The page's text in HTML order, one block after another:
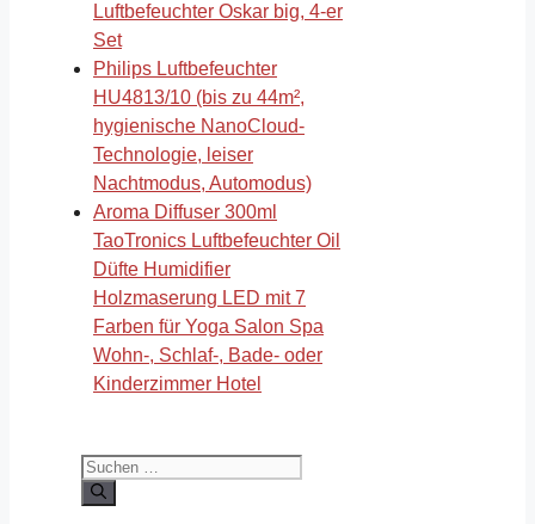
Luftbefeuchter Oskar big, 4-er
Set
Philips Luftbefeuchter
HU4813/10 (bis zu 44m²,
hygienische NanoCloud-
Technologie, leiser
Nachtmodus, Automodus)
Aroma Diffuser 300ml
TaoTronics Luftbefeuchter Oil
Düfte Humidifier
Holzmaserung LED mit 7
Farben für Yoga Salon Spa
Wohn-, Schlaf-, Bade- oder
Kinderzimmer Hotel
Suchen
nach: